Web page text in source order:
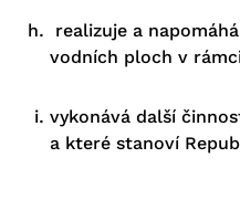
realizuje a
vodních ploch v
vykonává další
a které stanoví